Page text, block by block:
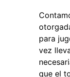
para
vez
que el